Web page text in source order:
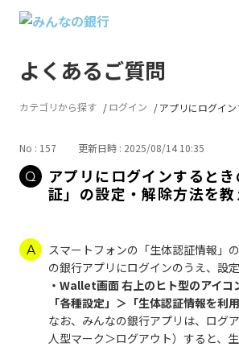
よくあるご質問
カテゴリから探す ログイン アプリにログイ
No : 157 更新日時 : 2025/08/14 10:35
アプリにログインすると
証」の設定・解除方法を
スマートフォンの「生体認証情報」
の銀行アプリにログインのうえ、設
・Wallet画面 右上のヒト型のアイコ
「各種設定」＞「生体認証情報を利用
なお、みんなの銀行アプリは、ログ
人型マーク＞ログアウト）すると、